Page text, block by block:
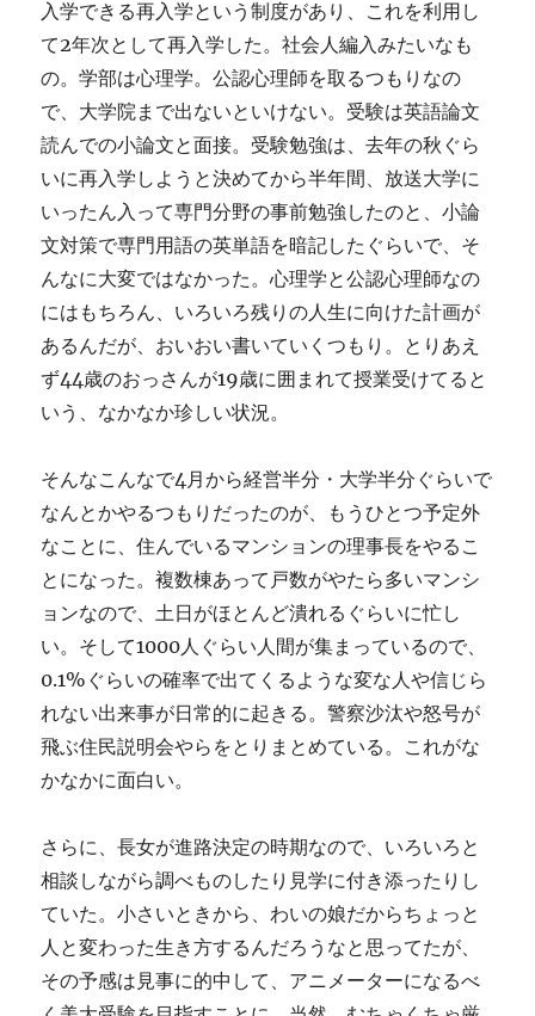
入学できる再入学という制度があり、これを利用し
て2年次として再入学した。社会人編入みたいなも
の。学部は心理学。公認心理師を取るつもりなの
で、大学院まで出ないといけない。受験は英語論文
読んでの小論文と面接。受験勉強は、去年の秋ぐら
いに再入学しようと決めてから半年間、放送大学に
いったん入って専門分野の事前勉強したのと、小論
文対策で専門用語の英単語を暗記したぐらいで、そ
んなに大変ではなかった。心理学と公認心理師なの
にはもちろん、いろいろ残りの人生に向けた計画が
あるんだが、おいおい書いていくつもり。とりあえ
ず44歳のおっさんが19歳に囲まれて授業受けてると
いう、なかなか珍しい状況。
そんなこんなで4月から経営半分・大学半分ぐらいで
なんとかやるつもりだったのが、もうひとつ予定外
なことに、住んでいるマンションの理事長をやるこ
とになった。複数棟あって戸数がやたら多いマンシ
ョンなので、土日がほとんど潰れるぐらいに忙し
い。そして1000人ぐらい人間が集まっているので、
0.1%ぐらいの確率で出てくるような変な人や信じら
れない出来事が日常的に起きる。警察沙汰や怒号が
飛ぶ住民説明会やらをとりまとめている。これがな
かなかに面白い。
さらに、長女が進路決定の時期なので、いろいろと
相談しながら調べものしたり見学に付き添ったりし
ていた。小さいときから、わいの娘だからちょっと
人と変わった生き方するんだろうなと思ってたが、
その予感は見事に的中して、アニメーターになるべ